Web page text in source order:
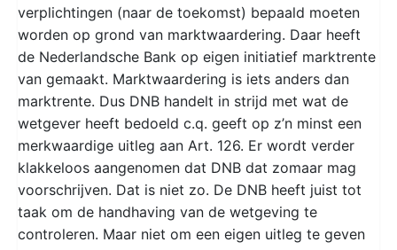
verplichtingen (naar de toekomst) bepaald moeten
worden op grond van marktwaardering. Daar heeft
de Nederlandsche Bank op eigen initiatief marktrente
van gemaakt. Marktwaardering is iets anders dan
marktrente. Dus DNB handelt in strijd met wat de
wetgever heeft bedoeld c.q. geeft op z’n minst een
merkwaardige uitleg aan Art. 126. Er wordt verder
klakkeloos aangenomen dat DNB dat zomaar mag
voorschrijven. Dat is niet zo. De DNB heeft juist tot
taak om de handhaving van de wetgeving te
controleren. Maar niet om een eigen uitleg te geven